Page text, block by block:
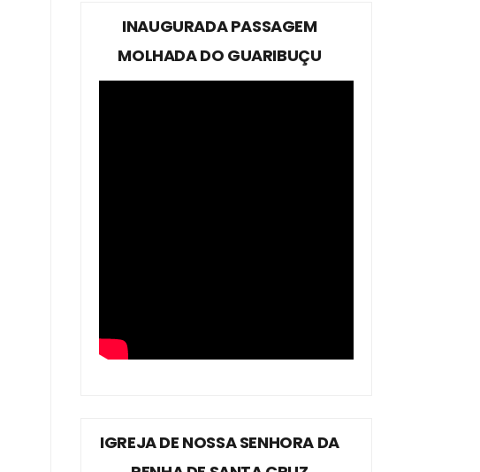
INAUGURADA PASSAGEM
MOLHADA DO GUARIBUÇU
IGREJA DE NOSSA SENHORA DA